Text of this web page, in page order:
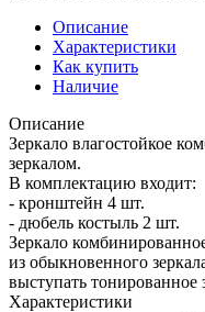
Описание
Характеристики
Как купить
Наличие
Описание
Зеркало влагостойкое
зеркалом.
В комплектацию входит:
- кронштейн 4 шт.
- дюбель костыль 2 шт.
Зеркало
из обыкновенного
выступать тонированное
Характеристики